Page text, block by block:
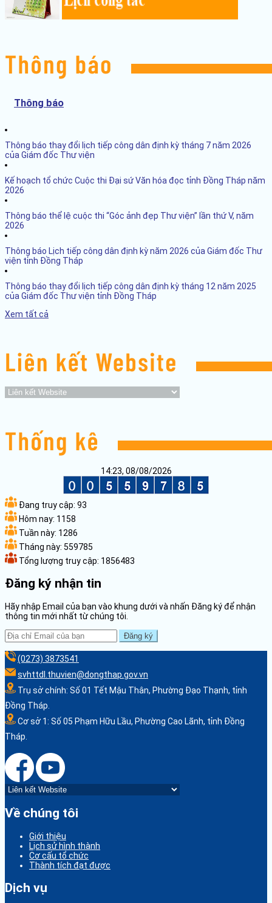
Thông báo
Thông báo thay đổi lịch tiếp công dân định kỳ tháng 7 năm 2026
của Giám đốc Thư viện
Kế hoạch tổ chức Cuộc thi Đại sứ Văn hóa đọc tỉnh Đồng Tháp năm
2026
Thông báo thể lệ cuộc thi “Góc ảnh đẹp Thư viện” lần thứ V, năm
2026
Thông báo Lịch tiếp công dân định kỳ năm 2026 của Giám đốc Thư
viện tỉnh Đồng Tháp
Thông báo thay đổi lịch tiếp công dân định kỳ tháng 12 năm 2025
của Giám đốc Thư viện tỉnh Đồng Tháp
Xem tất cả
14:23, 08/08/2026
Đang truy cập: 93
Hôm nay: 1158
Tuần này: 1286
Tháng này: 559785
Tổng lượng truy cập: 1856483
Đăng ký nhận tin
Hãy nhập Email của bạn vào khung dưới và nhấn Đăng ký để nhận
thông tin mới nhất từ chúng tôi.
Đăng ký
(0273) 3873541
svhttdl.thuvien@dongthap.gov.vn
Trụ sở chính: Số 01 Tết Mậu Thân, Phường Đạo Thạnh, tỉnh
Đồng Tháp.
Cơ sở 1: Số 05 Phạm Hữu Lầu, Phường Cao Lãnh, tỉnh Đồng
Tháp.
Về chúng tôi
Giới thiệu
Lịch sử hình thành
Cơ cấu tổ chức
Thành tích đạt được
Dịch vụ